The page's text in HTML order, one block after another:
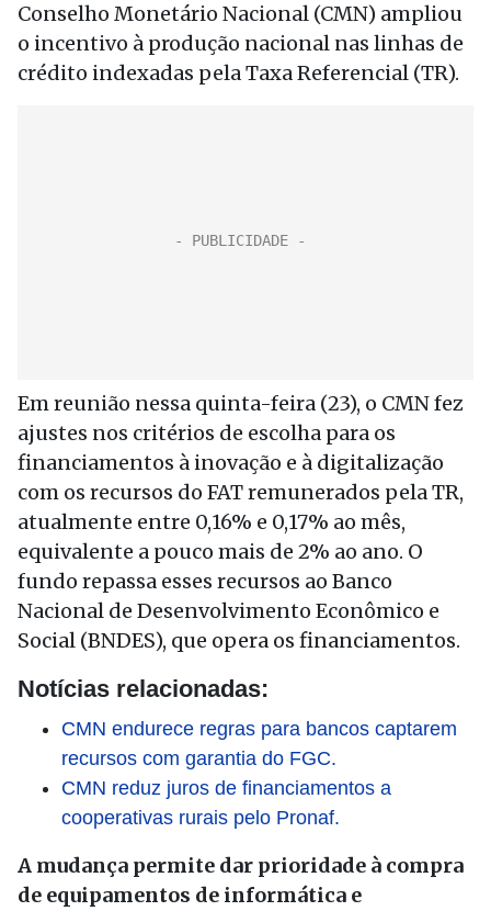
Conselho Monetário Nacional (CMN) ampliou
o incentivo à produção nacional nas linhas de
crédito indexadas pela Taxa Referencial (TR).
Em reunião nessa quinta-feira (23), o CMN fez
ajustes nos critérios de escolha para os
financiamentos à inovação e à digitalização
com os recursos do FAT remunerados pela TR,
atualmente entre 0,16% e 0,17% ao mês,
equivalente a pouco mais de 2% ao ano. O
fundo repassa esses recursos ao Banco
Nacional de Desenvolvimento Econômico e
Social (BNDES), que opera os financiamentos.
Notícias relacionadas:
CMN endurece regras para bancos captarem
recursos com garantia do FGC.
CMN reduz juros de financiamentos a
cooperativas rurais pelo Pronaf.
A mudança permite dar prioridade à compra
de equipamentos de informática e